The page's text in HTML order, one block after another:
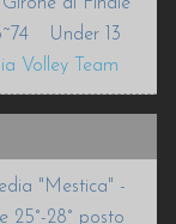
Under 13
Volley Team
"Mestica" -
25°-28° posto